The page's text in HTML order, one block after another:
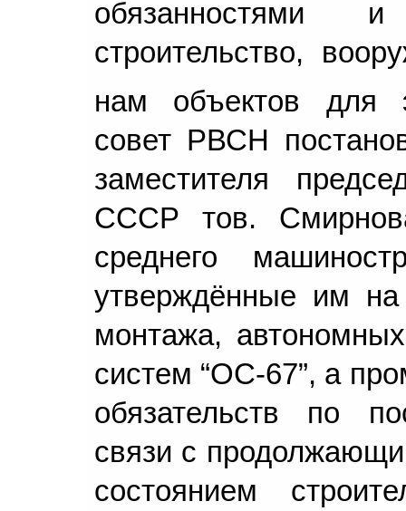
обязанностями
строительство,
нам объектов для
совет РВСН
заместителя
СССР тов.
среднего
утверждённые им на
монтажа,
систем “ОС-67”, а
обязательств по
связи с
состоянием